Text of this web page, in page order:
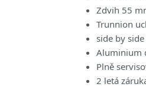
Zdvih 55
Trunnion
side by
Aluminium
Plně
2 letá